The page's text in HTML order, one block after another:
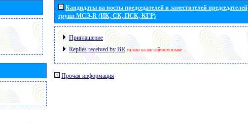
Кандидаты на посты председателей и заместителей председателей
групп МСЭ-R (ИК, СК, ПСК, КГР)
Приглашение
Replies received by BR только на английском языке
Прочая информация